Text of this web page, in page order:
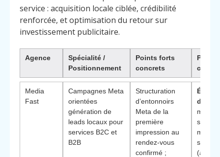
service : acquisition locale ciblée, crédibilité
renforcée, et optimisation du retour sur
investissement publicitaire.
Agence
Spécialité /
Positionnement
Points forts
concrets
choisir
Media
Fast
Campagnes Meta
orientées
génération de
leads locaux pour
services B2C et
B2B
Structuration
d’entonnoirs
Meta de la
première
impression au
rendez-vous
confirmé ;